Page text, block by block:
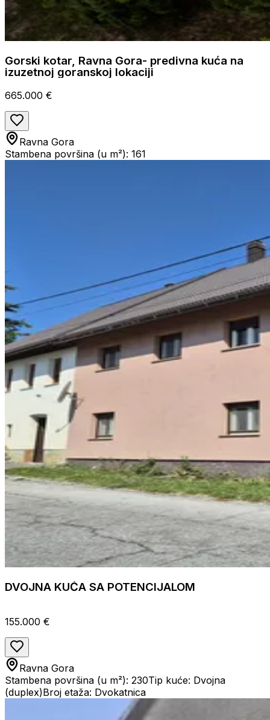
Gorski kotar, Ravna Gora- predivna kuća na
izuzetnoj goranskoj lokaciji
665.000 €
Ravna Gora
Stambena površina (u m²): 161
DVOJNA KUĆA SA POTENCIJALOM
155.000 €
Ravna Gora
Stambena površina (u m²): 230Tip kuće: Dvojna
(duplex)Broj etaža: Dvokatnica